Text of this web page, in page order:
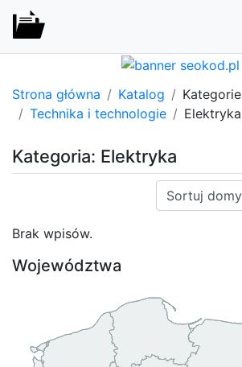
Strona główna Katalog
Kategorie
Technika i technologie
Elektryka
Kategoria: Elektryka
Sortuj:
Brak wpisów.
Województwa